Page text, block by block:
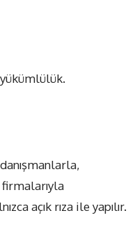
yükümlülük.
firmalarıyla
açık rıza ile yapılır.